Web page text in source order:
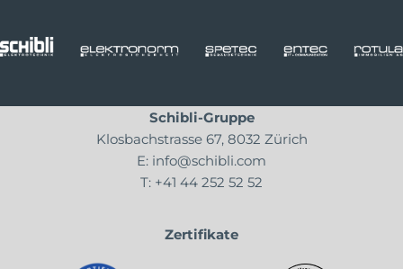
Schibli-Gruppe
Klosbachstrasse 67, 8032 Zürich
E: info@schibli.com
T: +41 44 252 52 52
Zertifikate